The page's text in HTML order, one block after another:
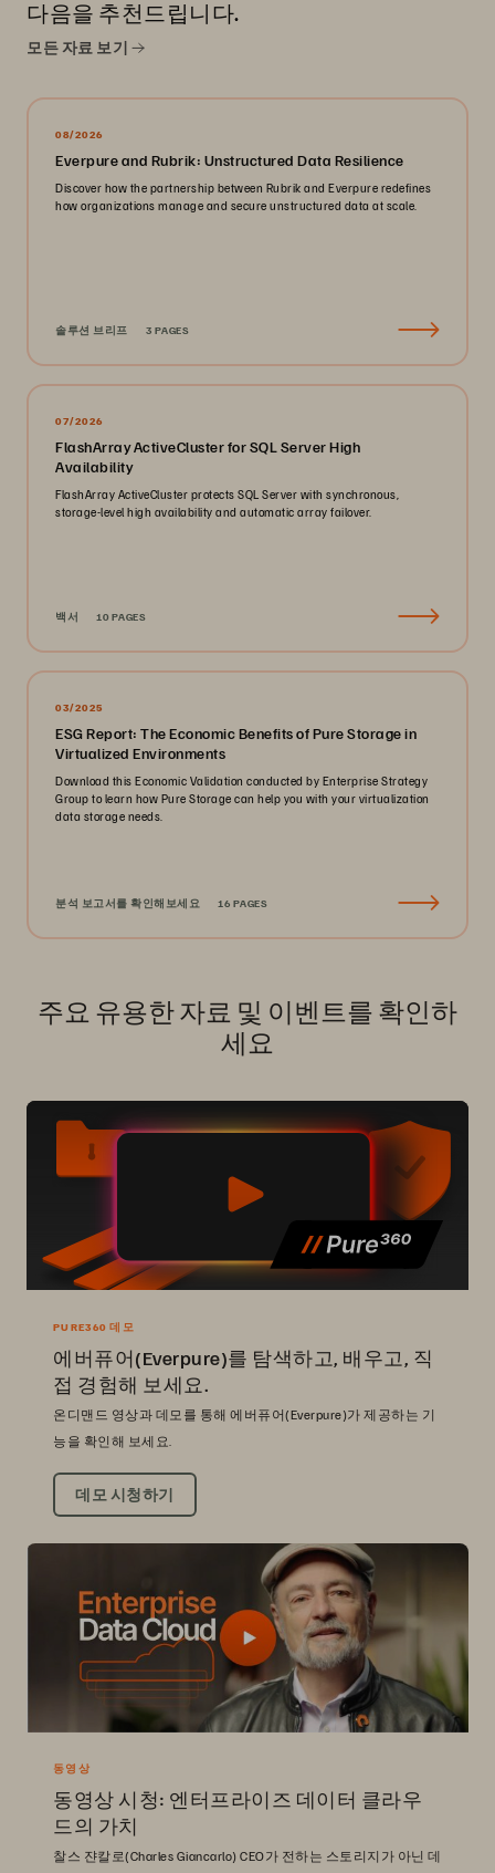
다음을 추천드립니다.
모든 자료 보기
08/2026
Everpure and Rubrik: Unstructured Data Resilience
Discover how the partnership between Rubrik and Everpure redefines
how organizations manage and secure unstructured data at scale.
솔루션 브리프 3 PAGES
07/2026
FlashArray ActiveCluster for SQL Server High
Availability
FlashArray ActiveCluster protects SQL Server with synchronous,
storage-level high availability and automatic array failover.
백서 10 PAGES
03/2025
ESG Report: The Economic Benefits of Pure Storage in
Virtualized Environments
Download this Economic Validation conducted by Enterprise Strategy
Group to learn how Pure Storage can help you with your virtualization
data storage needs.
분석 보고서를 확인해보세요 16 PAGES
주요 유용한 자료 및 이벤트를 확인하
세요
PURE360 데모
에버퓨어(Everpure)를 탐색하고, 배우고, 직
접 경험해 보세요.
온디맨드 영상과 데모를 통해 에버퓨어(Everpure)가 제공하는 기
능을 확인해 보세요.
데모 시청하기
동영상
동영상 시청: 엔터프라이즈 데이터 클라우
드의 가치
찰스 쟌칼로(Charles Giancarlo) CEO가 전하는 스토리지가 아닌 데